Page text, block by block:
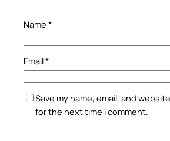
Name *
Email*
Save my name, email, and
for the next time I comment.